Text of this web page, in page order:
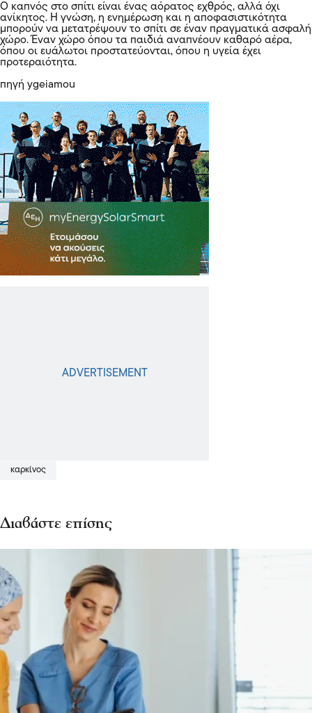
Ο καπνός στο σπίτι είναι ένας αόρατος εχθρός, αλλά όχι
ανίκητος. Η γνώση, η ενημέρωση και η αποφασιστικότητα
μπορούν να μετατρέψουν το σπίτι σε έναν πραγματικά ασφαλή
χώρο. Έναν χώρο όπου τα παιδιά αναπνέουν καθαρό αέρα,
όπου οι ευάλωτοι προστατεύονται, όπου η υγεία έχει
προτεραιότητα.
πηγή ygeiamou
καρκίνος
Διαβάστε επίσης